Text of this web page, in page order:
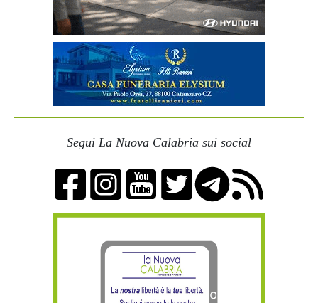
Segui La Nuova Calabria sui social